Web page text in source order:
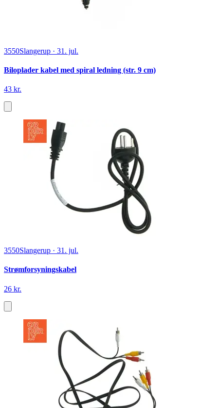
3550Slangerup · 31. jul.
Biloplader kabel med spiral ledning (str. 9 cm)
43 kr.
3550Slangerup · 31. jul.
Strømforsyningskabel
26 kr.